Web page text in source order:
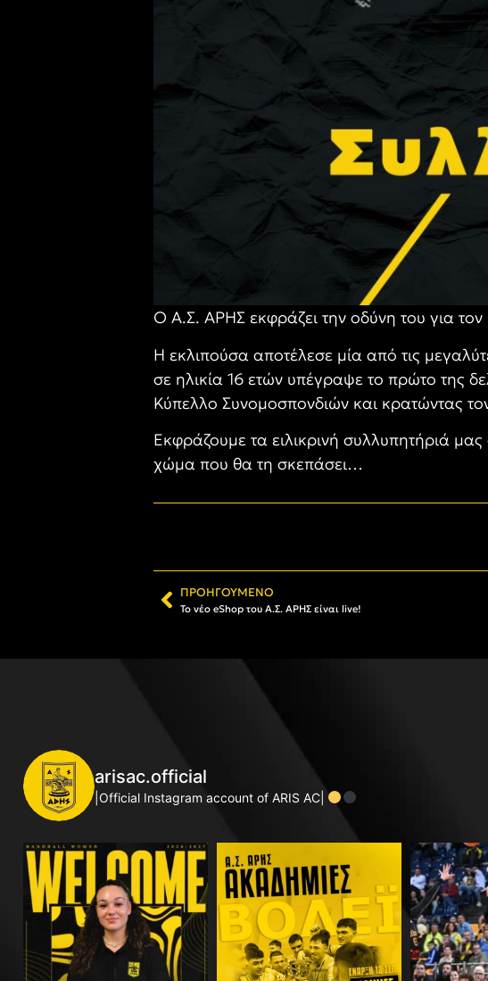
Ο Α.Σ. ΑΡΗΣ εκφράζει την οδύνη του για τον
Η εκλιπούσα αποτέλεσε μία από τις
σε ηλικία 16 ετών υπέγραψε το πρώτο της
Κύπελλο Συνομοσπονδιών και κρατώντας
Εκφράζουμε τα ειλικρινή συλλυπητήριά μας
χώμα που θα τη σκεπάσει…
ΠΡΟΗΓΟΎΜΕΝΟ
Το νέο eShop του Α.Σ. ΑΡΗΣ είναι live!
arisac.official
|Official Instagram account of ARIS AC|